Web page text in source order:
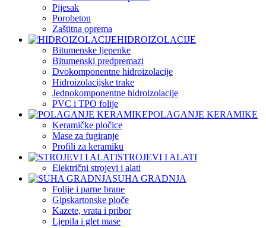
Pijesak
Porobeton
Zaštitna oprema
HIDROIZOLACIJE
Bitumenske ljepenke
Bitumenski predpremazi
Dvokomponentne hidroizolacije
Hidroizolacijske trake
Jednokomponentne hidroizolacije
PVC i TPO folije
POLAGANJE KERAMIKE
Keramičke pločice
Mase za fugiranje
Profili za keramiku
STROJEVI I ALATI
Električni strojevi i alati
SUHA GRADNJA
Folije i parne brane
Gipskartonske ploče
Kazete, vrata i pribor
Ljepila i glet mase